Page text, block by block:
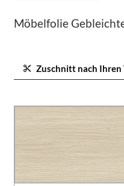
Möbelfolie
Zuschnitt nach Ihren